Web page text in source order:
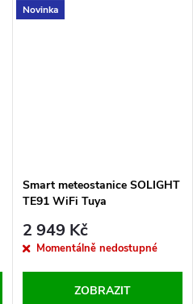
Novinka
Smart meteostanice SOLIGHT
TE91 WiFi Tuya
2 949 Kč
Momentálně nedostupné
ZOBRAZIT